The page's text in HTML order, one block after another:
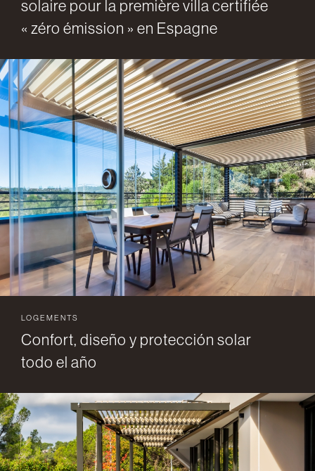
solaire pour la première villa certifiée
« zéro émission » en Espagne
LOGEMENTS
Confort, diseño y protección solar
todo el año